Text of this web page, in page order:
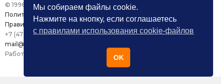
© 1996 – 2026 Фонд «Центр Защиты Прав СМИ»
Политика конфиденциальности
Правила использования сайта
+7 (473) 277-82-26
mail@mmdc.ru
Работа сайта поддерживается ООО «Медиазащита»
Мы собираем файлы cookie.
Нажмите на кнопку, если соглашаетесь
с правилами использования cookie-файлов
OK